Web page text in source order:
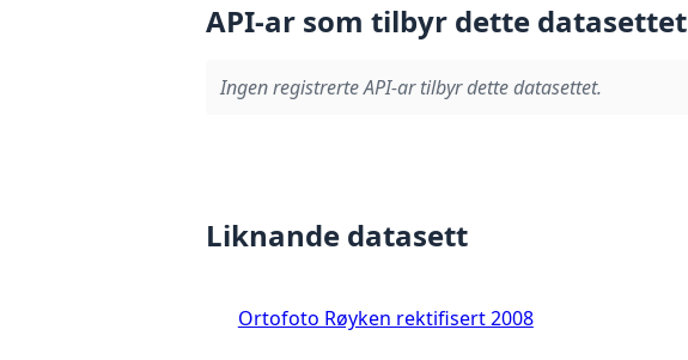
API-ar som tilbyr dette datasettet
Ingen registrerte API-ar tilbyr dette datasettet.
Liknande datasett
Ortofoto Røyken rektifisert 2008